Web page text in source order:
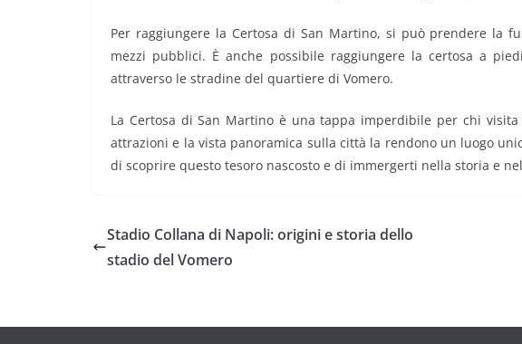
Per raggiungere la Certosa di San Martino, si può prendere la
mezzi pubblici. È anche possibile raggiungere la certosa a
attraverso le stradine del quartiere di Vomero.
La Certosa di San Martino è una tappa imperdibile per chi
attrazioni e la vista panoramica sulla città la rendono un luogo
di scoprire questo tesoro nascosto e di immergerti nella storia e
Stadio Collana di Napoli: origini e storia dello
stadio del Vomero